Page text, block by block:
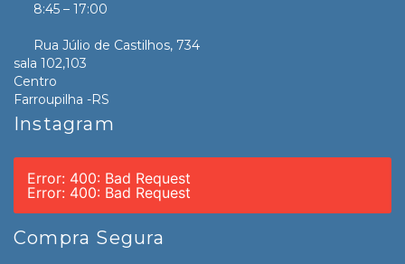
8:45 – 17:00
Rua Júlio de Castilhos, 734
sala 102,103
Centro
Farroupilha -RS
Instagram
Error: 400: Bad Request
Error: 400: Bad Request
Compra Segura